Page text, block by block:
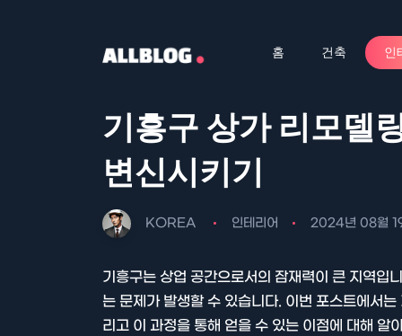
홈 건축 인
기흥구 상가 리모델
변신시키기
KOREA 인테리어 2024년 08월
기흥구는 상업 공간으로서의 잠재력이 큰 지역입
는 문제가 발생할 수 있습니다. 이번 포스트에서
리고 이 과정을 통해 얻을 수 있는 이점에 대해 알